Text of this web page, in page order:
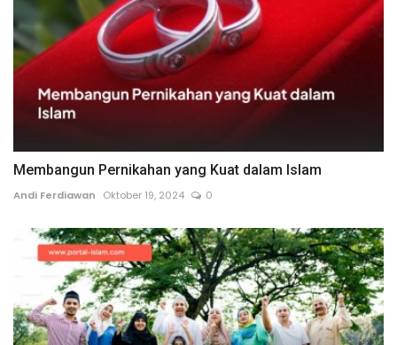
Membangun Pernikahan yang Kuat dalam Islam
Andi Ferdiawan Oktober 19, 2024 0